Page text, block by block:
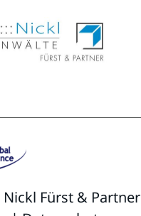
Fürst & Partner